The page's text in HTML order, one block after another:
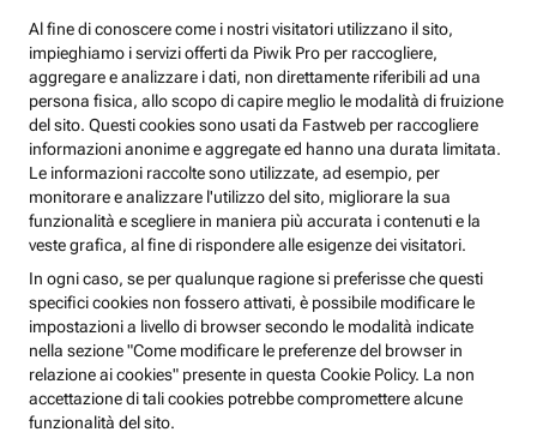
Al fine di conoscere come i nostri visitatori utilizzano il sito,
impieghiamo i servizi offerti da Piwik Pro per raccogliere,
aggregare e analizzare i dati, non direttamente riferibili ad una
persona fisica, allo scopo di capire meglio le modalità di fruizione
del sito. Questi cookies sono usati da Fastweb per raccogliere
informazioni anonime e aggregate ed hanno una durata limitata.
Le informazioni raccolte sono utilizzate, ad esempio, per
monitorare e analizzare l'utilizzo del sito, migliorare la sua
funzionalità e scegliere in maniera più accurata i contenuti e la
veste grafica, al fine di rispondere alle esigenze dei visitatori.
In ogni caso, se per qualunque ragione si preferisse che questi
specifici cookies non fossero attivati, è possibile modificare le
impostazioni a livello di browser secondo le modalità indicate
nella sezione "Come modificare le preferenze del browser in
relazione ai cookies" presente in questa Cookie Policy. La non
accettazione di tali cookies potrebbe compromettere alcune
funzionalità del sito.